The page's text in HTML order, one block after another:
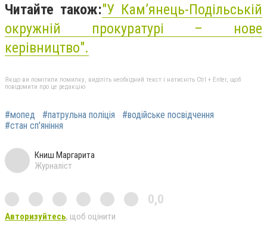
Читайте також:"У Кам’янець-Подільській
окружній прокуратурі – нове
керівництво".
Якщо ви помітили помилку, виділіть необхідний текст і натисніть Ctrl + Enter, щоб
повідомити про це редакцію
#мопед #патрульна поліція
#водійське посвідчення
#стан сп'яніння
Книш Маргарита
Журналіст
0,0
Авторизуйтесь, щоб оцінити